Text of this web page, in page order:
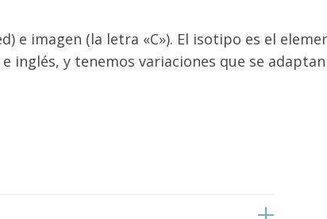
e imagen (la letra «C»). El isotipo es el
inglés, y tenemos variaciones que se